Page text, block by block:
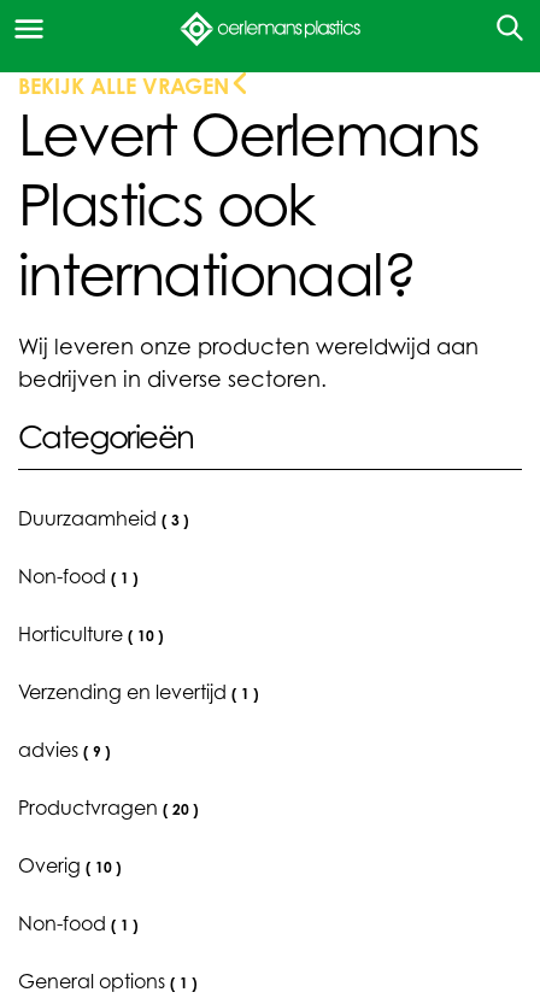
Categorieën
Duurzaamheid ( 3 )
Non-food ( 1 )
Horticulture ( 10 )
Verzending en levertijd ( 1 )
advies ( 9 )
Productvragen ( 20 )
Overig ( 10 )
Non-food ( 1 )
General options ( 1 )
BEKIJK ALLE VRAGEN
Levert Oerlemans
Plastics ook
internationaal?
Wij leveren onze producten wereldwijd aan
bedrijven in diverse sectoren.